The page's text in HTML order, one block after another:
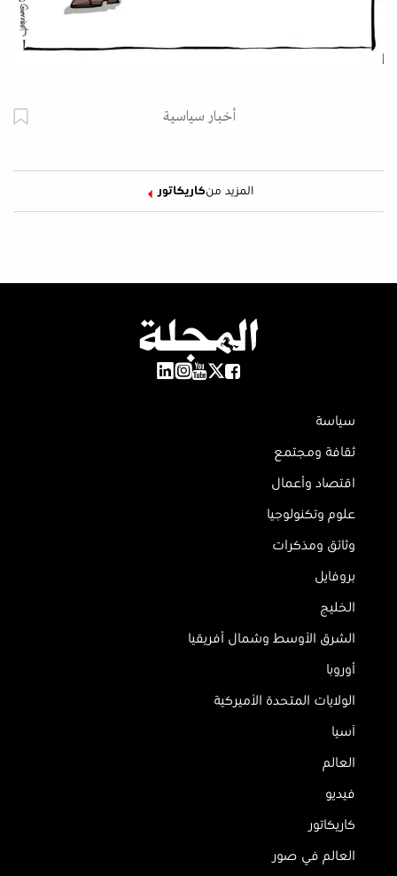
أخبار سياسية
المزيد منكاريكاتور
سياسة
ثقافة ومجتمع
اقتصاد وأعمال
علوم وتكنولوجيا
وثائق ومذكرات
بروفايل
الخليج
الشرق الأوسط وشمال أفريقيا
أوروبا
الولايات المتحدة الأميركية
آسيا
العالم
فيديو
كاريكاتور
العالم في صور